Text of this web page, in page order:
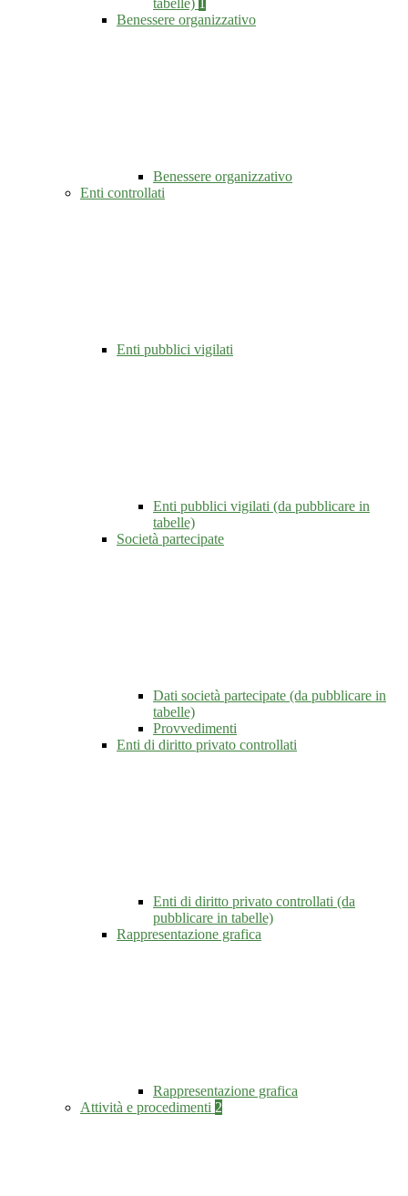
tabelle)
Benessere organizzativo
Benessere organizzativo
Enti controllati
Enti pubblici vigilati
Enti pubblici vigilati (da pubblicare in
tabelle)
Società partecipate
Dati società partecipate (da pubblicare in
tabelle)
Provvedimenti
Enti di diritto privato controllati
Enti di diritto privato controllati (da
pubblicare in tabelle)
Rappresentazione grafica
Rappresentazione grafica
Attività e procedimenti 2